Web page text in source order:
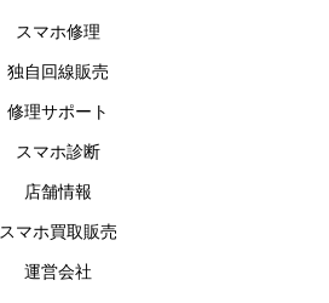
スマホ修理
独自回線販売
修理サポート
スマホ診断
店舗情報
スマホ買取販売
運営会社